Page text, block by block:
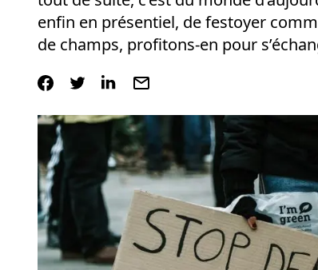
enfin en présentiel, de festoyer
de champs, profitons-en pour